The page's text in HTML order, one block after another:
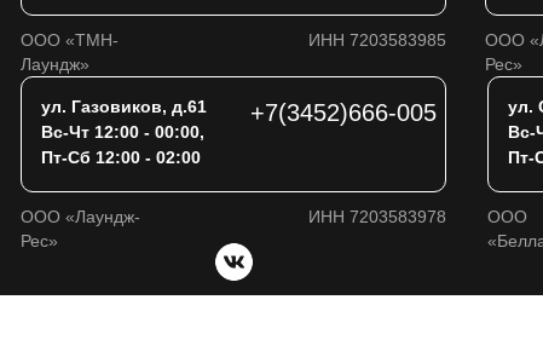
ООО
Рес»
ООО «ТМН-
Лаундж»
ИНН 7203583985
ООО
ул.
Вс-
Пт-
ООО «Лаундж-
Рес»
ИНН 7203583978
+7(3452)666-005
ул. Газовиков, д.61
Вс-Чт 12:00 - 00:00,
Пт-Сб 12:00 - 02:00